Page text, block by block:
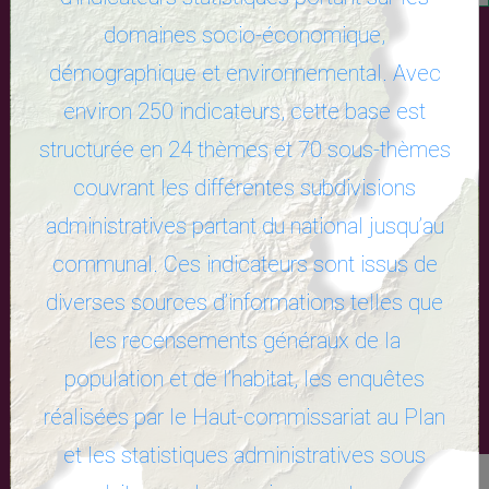
domaines socio-économique,
démographique et environnemental. Avec
environ 250 indicateurs, cette base est
structurée en 24 thèmes et 70 sous-thèmes
couvrant les différentes subdivisions
administratives partant du national jusqu’au
communal. Ces indicateurs sont issus de
diverses sources d’informations telles que
les recensements généraux de la
population et de l’habitat, les enquêtes
réalisées par le Haut-commissariat au Plan
et les statistiques administratives sous